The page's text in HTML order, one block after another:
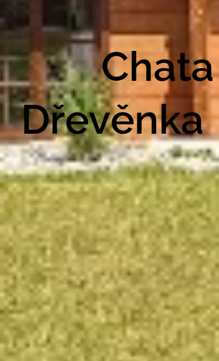
Chata
Dřevěnka